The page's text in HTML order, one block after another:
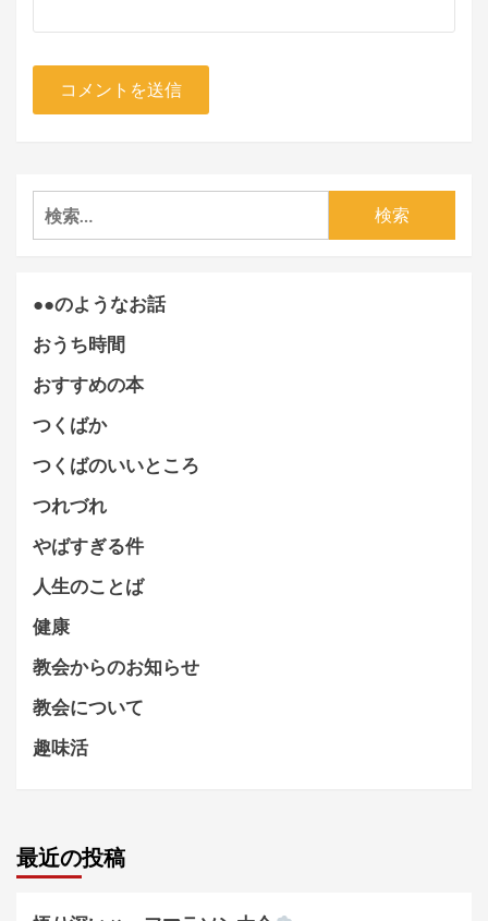
検
索:
●●のようなお話
おうち時間
おすすめの本
つくばか
つくばのいいところ
つれづれ
やばすぎる件
人生のことば
健康
教会からのお知らせ
教会について
趣味活
最近の投稿